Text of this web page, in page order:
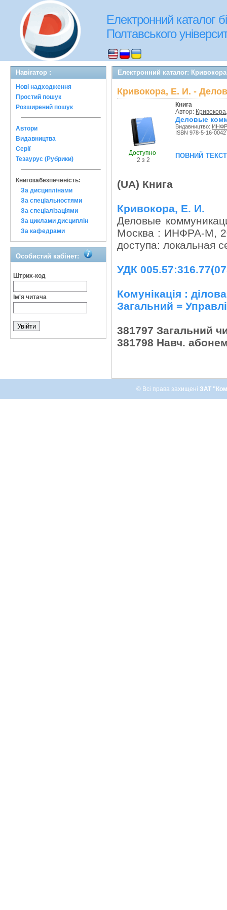
Електронний каталог
Полтавського
Навігатор :
Нові надходження
Простий пошук
Розширений пошук
Автори
Видавництва
Серії
Тезаурус (Рубрики)
Книгозабезпеченість:
За дисциплінами
За спеціальностями
За спеціалізаціями
За циклами дисциплін
За кафедрами
Особистий кабінет:
Штрих-код
Ім'я читача
Електронний каталог:
Кривокора, Е. И. -
Доступно
2 з 2
Книга
Автор:
Деловые
Видавництво:
ISBN 978-5-16-
повний текст
(UA) Книга
Кривокора, Е. И.
Деловые
Москва : ИНФРА-М,
доступа: локальная
УДК
Комунікація : ділова
Загальний =
381797 Загальний
381798 Навч.
© Всі права захищені ЗАТ